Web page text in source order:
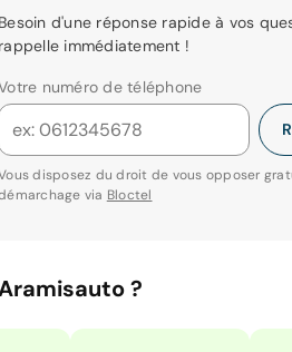
Besoin d'une réponse rapide à vos
rappelle immédiatement !
numéro de téléphone
disposez du droit de vous opposer
via Bloctel
?